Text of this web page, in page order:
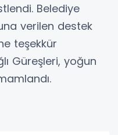
Belediye
verilen destek
teşekkür
Güreşleri, yoğun